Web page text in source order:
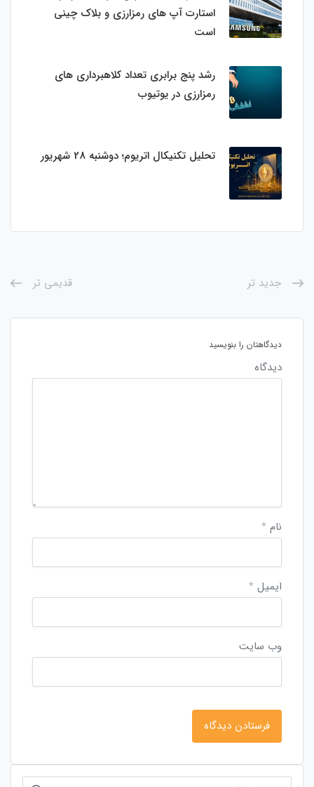
استارت‌ آپ‌ های رمزارزی و بلاک چینی
است
رشد پنج برابری تعداد کلاهبرداری های
رمزارزی در یوتیوب
تحلیل تکنیکال اتریوم؛ دوشنبه 28 شهریور
جدید تر قدیمی تر
دیدگاهتان را بنویسید
دیدگاه
نام *
ایمیل *
وب‌ سایت